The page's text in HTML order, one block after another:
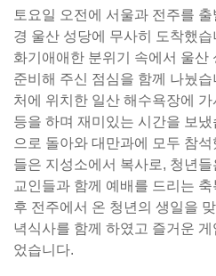
토요일 오전에 서울과 전주를
경 울산 성당에 무사히 도착했
화기애애한 분위기 속에서 울산
준비해 주신 점심을 함께 나눴
처에 위치한 일산 해수욕장에 가
등을 하며 재미있는 시간을 보
으로 돌아와 대만과에 모두 참
들은 지성소에서 복사로, 청년
교인들과 함께 예배를 드리는
후 전주에서 온 청년의 생일을
녁식사를 함께 하였고 즐거운
었습니다.